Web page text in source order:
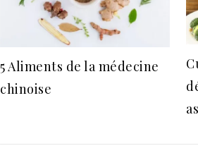
5 Aliments de la médecine
chinoise